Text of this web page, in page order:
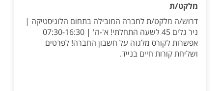
מלקט/ת
דרוש/ה מלקט/ת לחברה המובילה בתחום הלוגיסטיקה |
ניר גלים 45 לשעה התחלתי! א'-ה' | 07:30-16:30
אפשרות לקורס מלגזה על חשבון החברה! לפרטים
ושליחת קורות חיים בנייד.